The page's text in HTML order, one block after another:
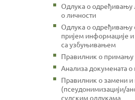
Одлука о одређивању
о личности
Одлука о одређивању
пријем информације
са узбуњивањем
Правилник о примању
Анализа докумената о
Правилник о замени
(псеудонимизацији/
судским одлукама